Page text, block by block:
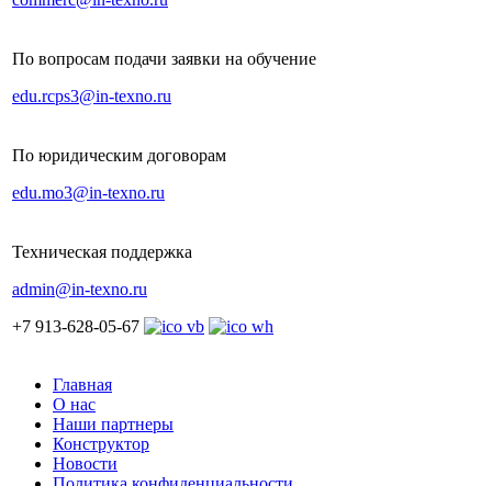
По вопросам подачи заявки на обучение
edu.rcps3@in-texno.ru
По юридическим договорам
edu.mo3@in-texno.ru
Техническая поддержка
admin@in-texno.ru
+7 913-628-05-67
Главная
О нас
Наши партнеры
Конструктор
Новости